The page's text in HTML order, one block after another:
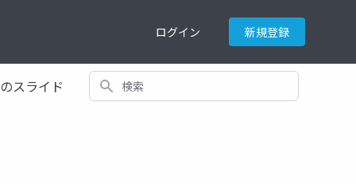
ログイン 新規登録
スライド 検索